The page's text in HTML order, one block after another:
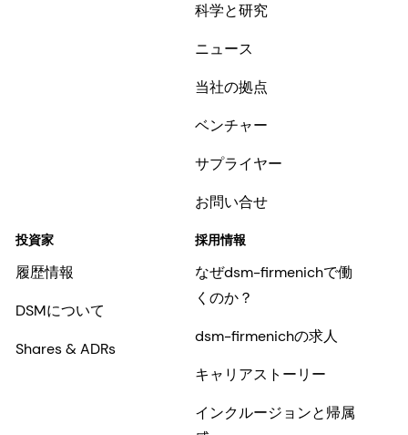
科学と研究
ニュース
当社の拠点
ベンチャー
サプライヤー
お問い合せ
投資家
履歴情報
DSMについて
Shares & ADRs
採用情報
なぜdsm-firmenichで働
くのか？
dsm-firmenichの求人
キャリアストーリー
インクルージョンと帰属